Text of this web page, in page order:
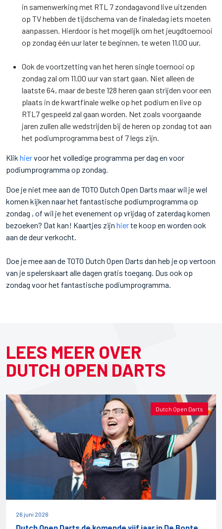
in samenwerking met RTL 7 zondagavond live uitzenden
op TV hebben de tijdschema van de finaledag iets moeten
aanpassen. Hierdoor is het mogelijk om het jeugdtoernooi
op zondag één uur later te beginnen, te weten 11.00 uur.
Ook de voortzetting van het heren single toernooi op
zondag zal om 11.00 uur van start gaan. Niet alleen de
laatste 64, maar de beste 128 heren gaan strijden voor een
plaats in de kwartfinale welke op het podium en live op
RTL7 gespeeld zal gaan worden. Net zoals voorgaande
jaren zullen alle wedstrijden bij de heren op zondag tot aan
het podiumprogramma best of 7 legs zijn.
Klik hiervoor het volledige programma per dag en voor
podiumprogramma op zondag.
Doe je niet mee aan de TOTO Dutch Open Darts maar wil je wel
komen kijken naar het fantastische podiumprogramma op
zondag , of wil je het evenement op vrijdag of zaterdag komen
bezoeken? Dat kan! Kaartjes zijn hierte koop en worden ook
aan de deur verkocht.
Doe je mee aan de TOTO Dutch Open Darts dan heb je op vertoon
van je spelerskaart alle dagen gratis toegang. Dus ook op
zondag voor het fantastische podiumprogramma.
LEES MEER OVER
DUTCH OPEN DARTS
Dutch Open Darts
26 juni 2026
Dutch Open Darts de komende vijf jaar in De Bonte